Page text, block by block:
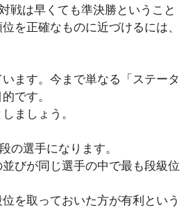
戦は早くても準決勝ということ
を正確なものに近づけるには、
ます。今まで単なる「ステータ
です。
ましょう。
の選手になります。
びが同じ選手の中で最も段級位
を取っておいた方が有利という